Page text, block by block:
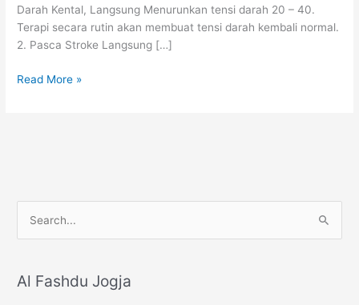
Darah Kental, Langsung Menurunkan tensi darah 20 – 40.
Terapi secara rutin akan membuat tensi darah kembali normal.
2. Pasca Stroke Langsung […]
AL-
Read More »
r
Al Fashdu Jogja